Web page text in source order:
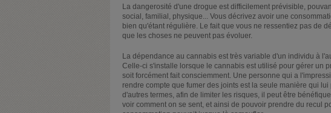
La dangerosité d'une drogue est difficilement prévisible,
social, familial, physique... Vous décrivez avoir une
bien qu'étant régulière. Le fait que vous ne ressentiez pas de
que les choses ne peuvent pas évoluer.
La dépendance au cannabis est très variable d'un individu à
Celle-ci s'installe lorsque le cannabis est utilisé pour gérer un
soit forcément fait consciemment. Une personne qui a
rendre compte que fumer des joints est la seule manière qui
d'autres termes, afin de limiter les risques, il peut être
voir comment on se sent, et ainsi de pouvoir prendre du recul